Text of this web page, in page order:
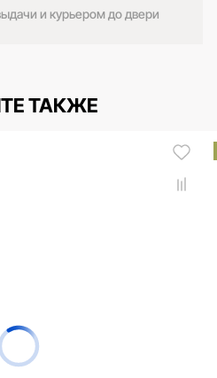
и курьером до двери
ТАКЖЕ